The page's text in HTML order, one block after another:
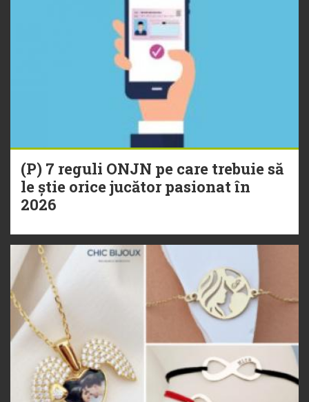
(P) 7 reguli ONJN pe care trebuie să
le știe orice jucător pasionat în
2026